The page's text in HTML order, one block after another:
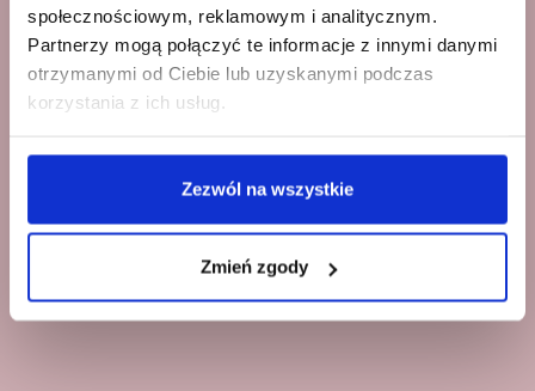
społecznościowym, reklamowym i analitycznym.
Partnerzy mogą połączyć te informacje z innymi danymi
otrzymanymi od Ciebie lub uzyskanymi podczas
korzystania z ich usług.
Zezwól na wszystkie
Zmień zgody